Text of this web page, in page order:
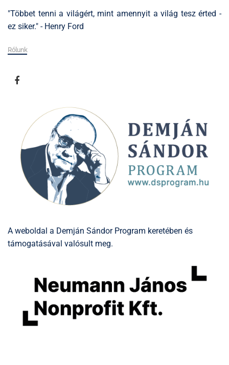
"Többet tenni a világért, mint amennyit a világ tesz érted -
ez siker." - Henry Ford
Rólunk
A weboldal a Demján Sándor Program keretében és
támogatásával valósult meg.